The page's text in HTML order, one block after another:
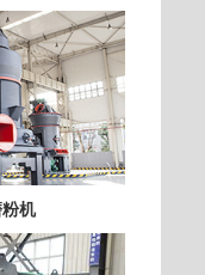
机